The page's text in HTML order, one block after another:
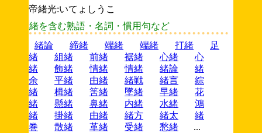
帝緒光:いてょしうこ
緒を含む熟語・名詞・慣用句など
緒論
締緒 端緒 端緒 打緒
足
緒
組緒 前緒 裾緒 心緒
心
緒
飾緒 情緒 情緒 緒論
緒
余
平緒 由緒 緒戦 緒言
綜
緒
楫緒 筈緒 墜緒 早緒
花
緒
懸緒 鼻緒 内緒 水緒
鴻
緒
掛緒 由緒 緒方 緒太
緒
巻
散緒 革緒 受緒 愁緒
...